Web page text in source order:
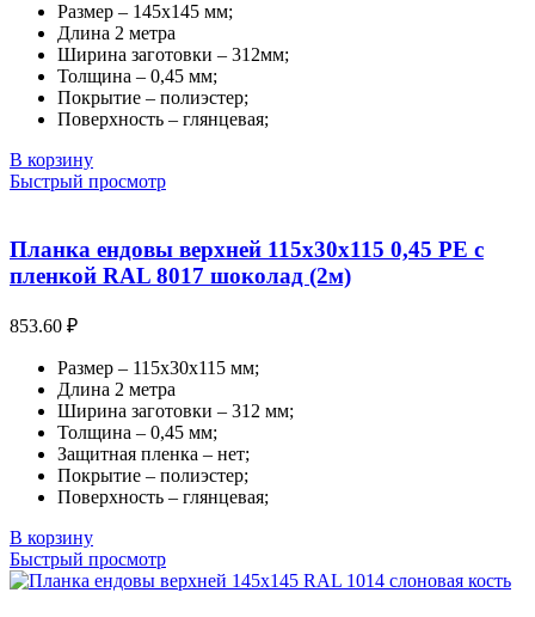
Размер – 145х145 мм;
Длина 2 метра
Ширина заготовки – 312мм;
Толщина – 0,45 мм;
Покрытие – полиэстер;
Поверхность – глянцевая;
В корзину
Быстрый просмотр
Планка ендовы верхней 115х30х115 0,45 PE с
пленкой RAL 8017 шоколад (2м)
853.60 ₽
Размер – 115х30х115 мм;
Длина 2 метра
Ширина заготовки – 312 мм;
Толщина – 0,45 мм;
Защитная пленка – нет;
Покрытие – полиэстер;
Поверхность – глянцевая;
В корзину
Быстрый просмотр